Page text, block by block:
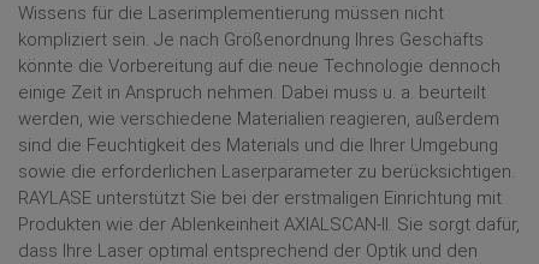
Wissens für die Laserimplementierung müssen nicht
kompliziert sein. Je nach Größenordnung Ihres Geschäfts
könnte die Vorbereitung auf die neue Technologie dennoch
einige Zeit in Anspruch nehmen. Dabei muss u. a. beurteilt
werden, wie verschiedene Materialien reagieren, außerdem
sind die Feuchtigkeit des Materials und die Ihrer Umgebung
sowie die erforderlichen Laserparameter zu berücksichtigen.
RAYLASE unterstützt Sie bei der erstmaligen Einrichtung mit
Produkten wie der Ablenkeinheit AXIALSCAN-II. Sie sorgt dafür,
dass Ihre Laser optimal entsprechend der Optik und den